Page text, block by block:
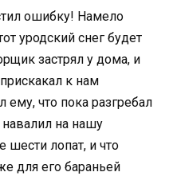
ошибку! Намело
уродский снег будет
застрял у дома, и
к нам
ему, что пока разгребал
на нашу
шести лопат, и что
для его бараньей